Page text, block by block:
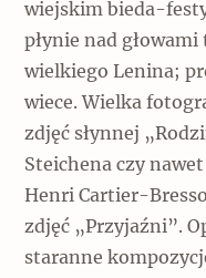
wiejskim bieda-
płynie nad
wielkiego Lenina;
wiece. Wielka
zdjęć słynnej
Steichena czy
Henri Cartier-
zdjęć „Przyjaźni”.
staranne